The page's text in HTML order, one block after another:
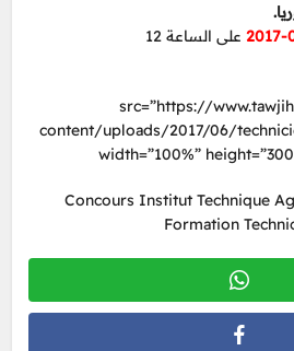
على الساعة 12
src=”https://
content/uploads/2017/06/
width=”100%”
Concours Institut Technique
Formation